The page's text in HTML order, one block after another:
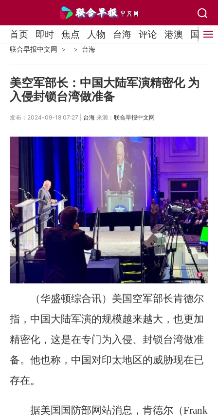
首页 即时 焦点 人物 台海 评论 港澳 国际
联合早报中文网 台海
美空军部长：中国大陆军演精密化 为
入侵封锁台湾做准备
发布：2024-09-18 07:27 | 台海 来源： 联合早报中文网
（华盛顿综合讯）美国空军部长肯德尔
指，中国大陆军演的规模越来越大，也更加
精密化，这是在专门为入侵、封锁台湾做准
备。他也称，中国对印太地区的威胁现在已
存在。
据美国国防部网站消息，肯德尔（Frank